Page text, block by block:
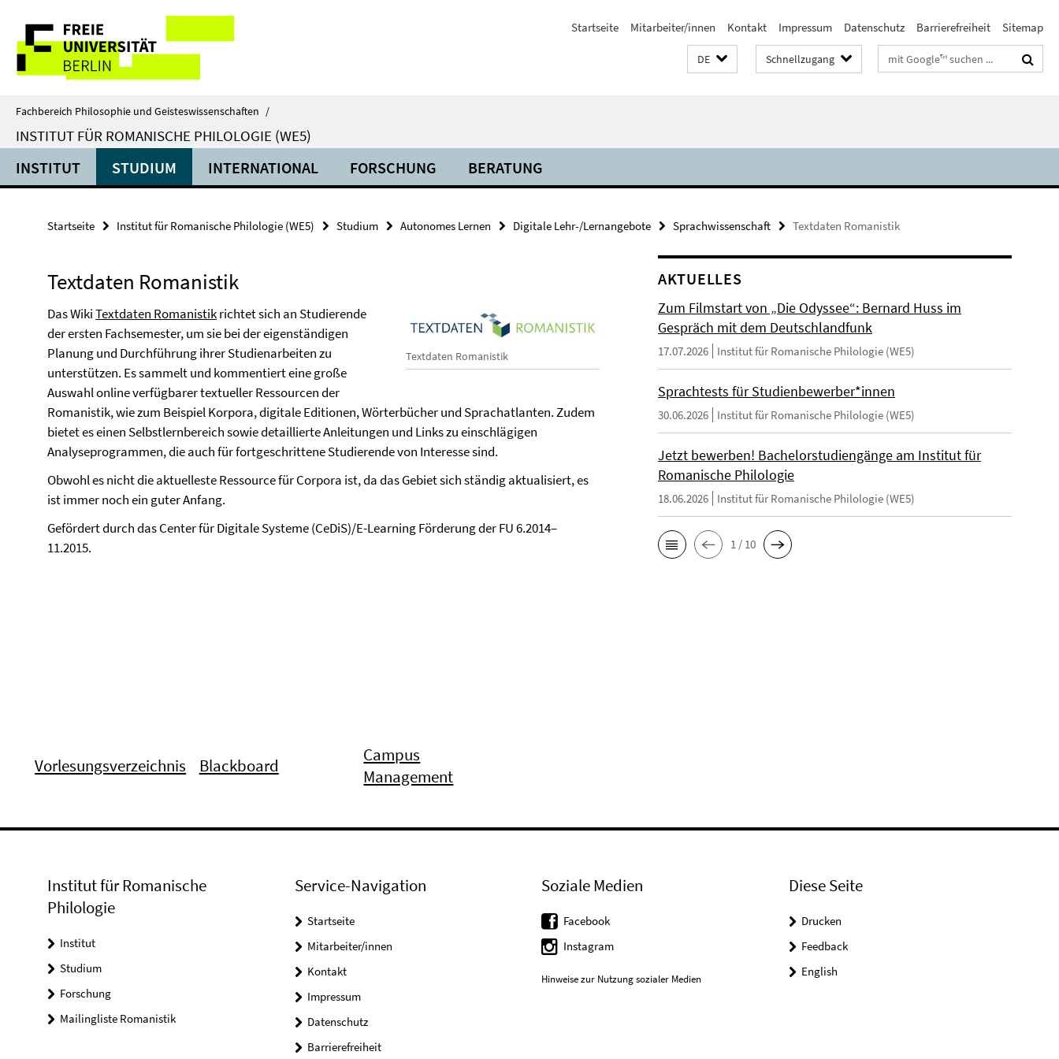
direkt
Inhalt
Service-
Navigation
Startseite Mitarbeiter/innen Kontakt Impressum Datenschutz Barrierefreiheit Sitemap
DE Schnellzugang Suchbegriffe
Fachbereich Philosophie und Geisteswissenschaften /
INSTITUT FÜR ROMANISCHE PHILOLOGIE (WE5)
INSTITUT STUDIUM INTERNATIONAL FORSCHUNG BERATUNG
Startseite Institut für Romanische Philologie (WE5) Studium Autonomes Lernen Digitale Lehr-/Lernangebote Sprachwissenschaft Textdaten Romanistik
Textdaten Romanistik
Textdaten Romanistik
Das WikiTextdaten Romanistikrichtet sich an Studierende
der ersten Fachsemester, um sie bei der eigenständigen
Planung und Durchführung ihrer Studienarbeiten zu
unterstützen. Es sammelt und kommentiert eine große
Auswahl online verfügbarer textueller Ressourcen der
Romanistik, wie zum Beispiel Korpora, digitale Editionen, Wörterbücher und Sprachatlanten. Zudem
bietet es einen Selbstlernbereich sowie detaillierte Anleitungen und Links zu einschlägigen
Analyseprogrammen, die auch für fortgeschrittene Studierende von Interesse sind.
Obwohl es nicht die aktuelleste Ressource für Corpora ist, da das Gebiet sich ständig aktualisiert, es
ist immer noch ein guter Anfang.
Gefördert durch das Center für Digitale Systeme (CeDiS)/E-Learning Förderung der FU 6.2014–
11.2015.
AKTUELLES
Zum Filmstart von „Die Odyssee“: Bernard Huss im
Gespräch mit dem Deutschlandfunk
17.07.2026 Institut für Romanische Philologie (WE5)
Sprachtests für Studienbewerber*innen
30.06.2026 Institut für Romanische Philologie (WE5)
Jetzt bewerben! Bachelorstudiengänge am Institut für
Romanische Philologie
18.06.2026 Institut für Romanische Philologie (WE5)
1 / 10
Vorlesungsverzeichnis Blackboard
Campus
Management
Institut für Romanische
Philologie
Institut
Studium
Forschung
Mailingliste Romanistik
Service-Navigation
Startseite
Mitarbeiter/innen
Kontakt
Impressum
Datenschutz
Barrierefreiheit
Soziale Medien
Facebook
Instagram
Hinweise zur Nutzung sozialer Medien
Diese Seite
Drucken
Feedback
English